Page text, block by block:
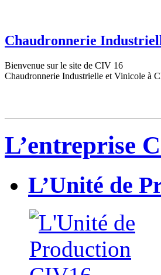
Chaudronnerie
Bienvenue sur le site de CIV 16
Chaudronnerie Industrielle et Vinicole à
L’entreprise
L’Unité de